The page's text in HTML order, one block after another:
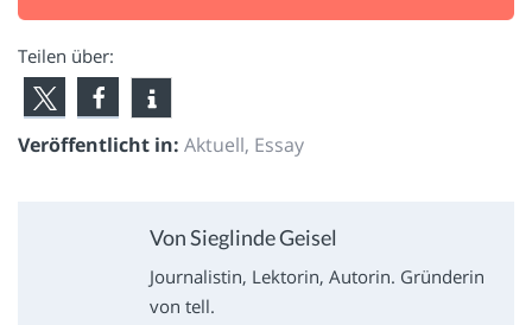
Teilen über:
Veröffentlicht in: Aktuell, Essay
Von Sieglinde Geisel
Journalistin, Lektorin, Autorin. Gründerin
von tell.